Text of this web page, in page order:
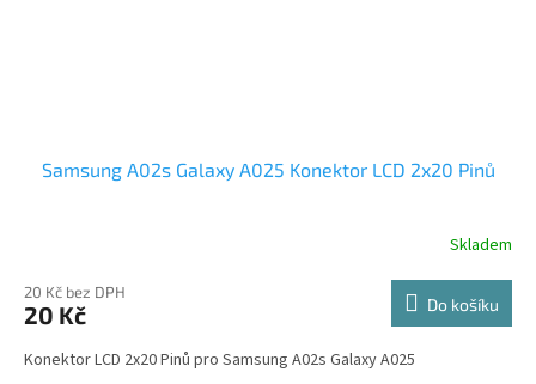
Samsung A02s Galaxy A025 Konektor LCD 2x20 Pinů
Skladem
20 Kč bez DPH
20 Kč Do košíku
Konektor LCD 2x20 Pinů pro Samsung A02s Galaxy A025